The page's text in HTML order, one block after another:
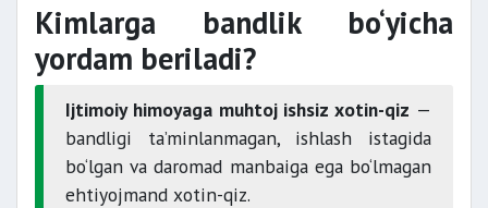
Kimlarga bandlik bo‘yicha
yordam beriladi?
Ijtimoiy himoyaga muhtoj ishsiz xotin-qiz —
bandligi ta’minlanmagan, ishlash istagida
bo‘lgan va daromad manbaiga ega bo‘lmagan
ehtiyojmand xotin-qiz.